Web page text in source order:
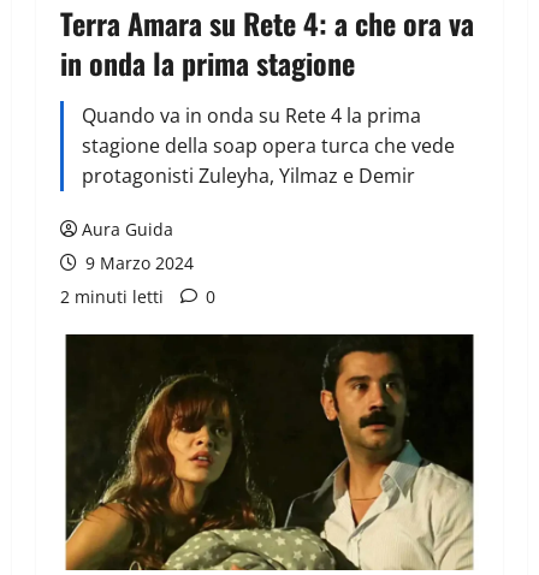
Terra Amara su Rete 4: a che ora va
in onda la prima stagione
Quando va in onda su Rete 4 la prima
stagione della soap opera turca che vede
protagonisti Zuleyha, Yilmaz e Demir
Aura Guida
9 Marzo 2024
2 minuti letti
0